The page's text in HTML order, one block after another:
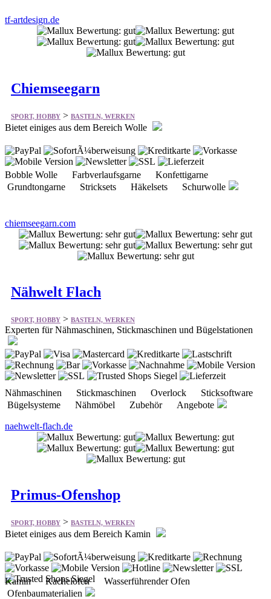
tf-artdesign.de
Chiemseegarn
SPORT, HOBBY > BASTELN, WERKEN
Bietet einiges aus dem Bereich Wolle
Bobble Wolle Farbverlaufsgarne Konfettigarne
Grundtongarne Stricksets Häkelsets Schurwolle
chiemseegarn.com
Nähwelt Flach
SPORT, HOBBY > BASTELN, WERKEN
Experten für Nähmaschinen, Stickmaschinen und Bügelstationen
Nähmaschinen Stickmaschinen Overlock Sticksoftware
Bügelsysteme Nähmöbel Zubehör Angebote
naehwelt-flach.de
Primus-Ofenshop
SPORT, HOBBY > BASTELN, WERKEN
Bietet einiges aus dem Bereich Kamin
Kamin Kachelofen Wasserführender Ofen
Ofenbaumaterialien